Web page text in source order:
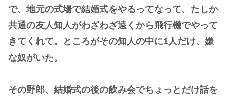
で、地元の式場で結婚式をやるってなって、たしか
共通の友人知人がわざわざ遠くから飛行機でやって
きてくれて。ところがその知人の中に1人だけ、嫌
な奴がいた。
その野郎、結婚式の後の飲み会でちょっとだけ話を